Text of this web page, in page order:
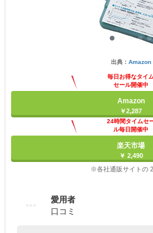
出典： Amazon
毎日お得なタイ
セール開催中
Amazon
￥2,287
24時間タイムセ
ル毎日開催中
楽天市場
￥ 2,490
※各社通販サイトの
愛用者
口コミ